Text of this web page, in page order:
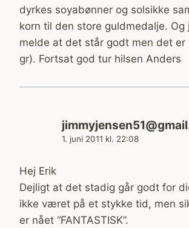
dyrkes soyabønner og solsikke
korn til den store guldmedalje. Og
melde at det står godt men det er
gr). Fortsat god tur hilsen Anders
1. juni 2011 kl. 22:08
Hej Erik
Dejligt at det stadig går godt for
ikke været på et stykke tid, men
er nået “FANTASTISK”.